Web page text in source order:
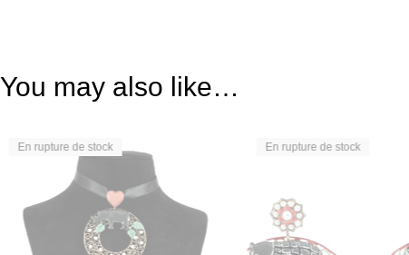
You may also like…
En rupture de stock En rupture de stock